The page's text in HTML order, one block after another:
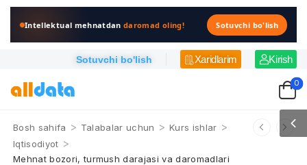
Intellektual mehnatdandaromad oling! Sotuvchi bo'lish
Sotuvchi bo'lish Xaridlarim Kirish
0
Bosh sahifa > Talabalar uchun > Kurs ishlar >
Iqtisodiyot >
Mehnat bozori, turmush darajasi va daromadlari